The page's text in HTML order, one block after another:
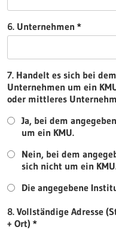
6. Unternehmen
7. Handelt es sich bei
Unternehmen um ein
oder mittleres
Ja, bei dem
um ein KMU.
Nein, bei dem
sich nicht um ein
Die angegebene
8. Vollständige Adresse
+ Ort)